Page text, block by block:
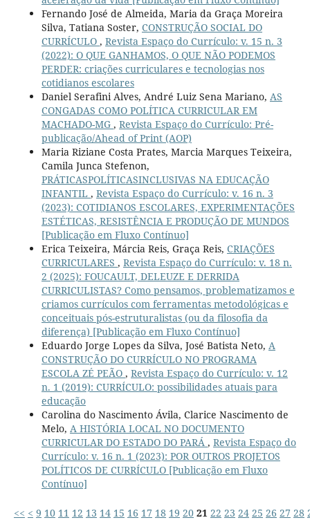
Fernando José de Almeida, Maria da Graça Moreira
Silva, Tatiana Soster, CONSTRUÇÃO SOCIAL DO
CURRÍCULO , Revista Espaço do Currículo: v. 15 n. 3
(2022): O QUE GANHAMOS, O QUE NÃO PODEMOS
PERDER: criações curriculares e tecnologias nos
cotidianos escolares
Daniel Serafini Alves, André Luiz Sena Mariano, AS
CONGADAS COMO POLÍTICA CURRICULAR EM
MACHADO-MG , Revista Espaço do Currículo: Pré-
publicação/Ahead of Print (AOP)
Maria Riziane Costa Prates, Marcia Marques Teixeira,
Camila Junca Stefenon,
PRÁTICASPOLÍTICASINCLUSIVAS NA EDUCAÇÃO
INFANTIL , Revista Espaço do Currículo: v. 16 n. 3
(2023): COTIDIANOS ESCOLARES, EXPERIMENTAÇÕES
ESTÉTICAS, RESISTÊNCIA E PRODUÇÃO DE MUNDOS
[Publicação em Fluxo Contínuo]
Erica Teixeira, Márcia Reis, Graça Reis, CRIAÇÕES
CURRICULARES , Revista Espaço do Currículo: v. 18 n.
2 (2025): FOUCAULT, DELEUZE E DERRIDA
CURRICULISTAS? Como pensamos, problematizamos e
criamos currículos com ferramentas metodológicas e
conceituais pós-estruturalistas (ou da filosofia da
diferença) [Publicação em Fluxo Contínuo]
Eduardo Jorge Lopes da Silva, José Batista Neto, A
CONSTRUÇÃO DO CURRÍCULO NO PROGRAMA
ESCOLA ZÉ PEÃO , Revista Espaço do Currículo: v. 12
n. 1 (2019): CURRÍCULO: possibilidades atuais para
educação
Carolina do Nascimento Ávila, Clarice Nascimento de
Melo, A HISTÓRIA LOCAL NO DOCUMENTO
CURRICULAR DO ESTADO DO PARÁ , Revista Espaço do
Currículo: v. 16 n. 1 (2023): POR OUTROS PROJETOS
POLÍTICOS DE CURRÍCULO [Publicação em Fluxo
Contínuo]
<< < 9 10 11 12 13 14 15 16 17 18 19 20 21 22 23 24 25 26 27 28